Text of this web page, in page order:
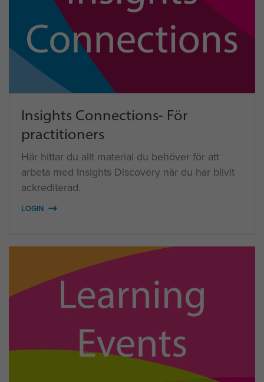
Insights Connections- För
practitioners
Här hittar du allt material du behöver för att
arbeta med Insights Discovery när du har blivit
ackrediterad.
LOGIN